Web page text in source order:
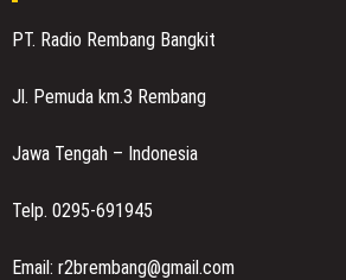
PT. Radio Rembang Bangkit
Jl. Pemuda km.3 Rembang
Jawa Tengah – Indonesia
Telp. 0295-691945
Email: r2brembang@gmail.com